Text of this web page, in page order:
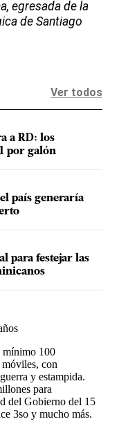
egresada de la
de Santiago
Ver todos
a RD: los
por galón
país generaría
para festejar las